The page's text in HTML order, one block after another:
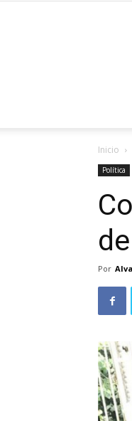
Inicio
Política
Por